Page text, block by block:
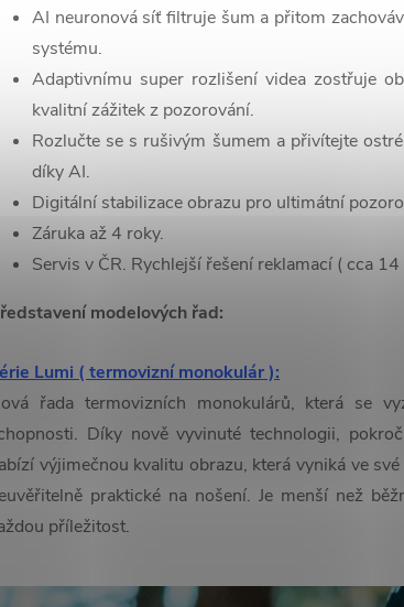
AI neuronová síť filtruje šum a přitom
systému.
Adaptivnímu super rozlišení videa zostřuje
kvalitní zážitek z pozorování.
Rozlučte se s rušivým šumem a přivítejte
díky AI.
Digitální stabilizace obrazu pro ultimátní
Záruka až 4 roky.
Servis v ČR. Rychlejší řešení reklamací ( cca 14
modelových řad:
Lumi ( termovizní monokulár ):
řada termovizních monokulárů, která se
Díky nově vyvinuté technologii,
výjimečnou kvalitu obrazu, která vyniká ve
praktické na nošení. Je menší než
příležitost.